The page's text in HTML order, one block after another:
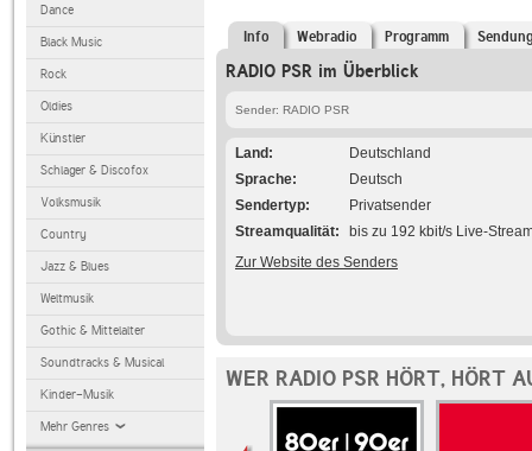
Dance
Black Music
Rock
Oldies
Künstler
Schlager & Discofox
Volksmusik
Country
Jazz & Blues
Weltmusik
Gothic & Mittelalter
Soundtracks & Musical
Kinder-Musik
Mehr Genres
Info Webradio Programm
RADIO PSR im Überblick
Sender: RADIO PSR
Land
Deutschland
Sprache
Deutsch
Sendertyp
Privatsender
Streamqualität
bis zu 192 kbit/s Live-
Zur Website des Senders
WER RADIO PSR HÖRT, HÖRT